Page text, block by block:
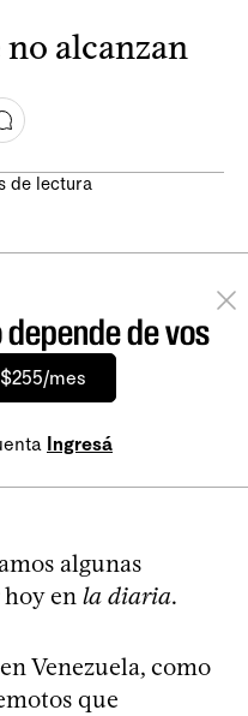
no alcanzan
de lectura
de vos
mes
Ingresá
algunas
en la diaria.
Venezuela, como
que